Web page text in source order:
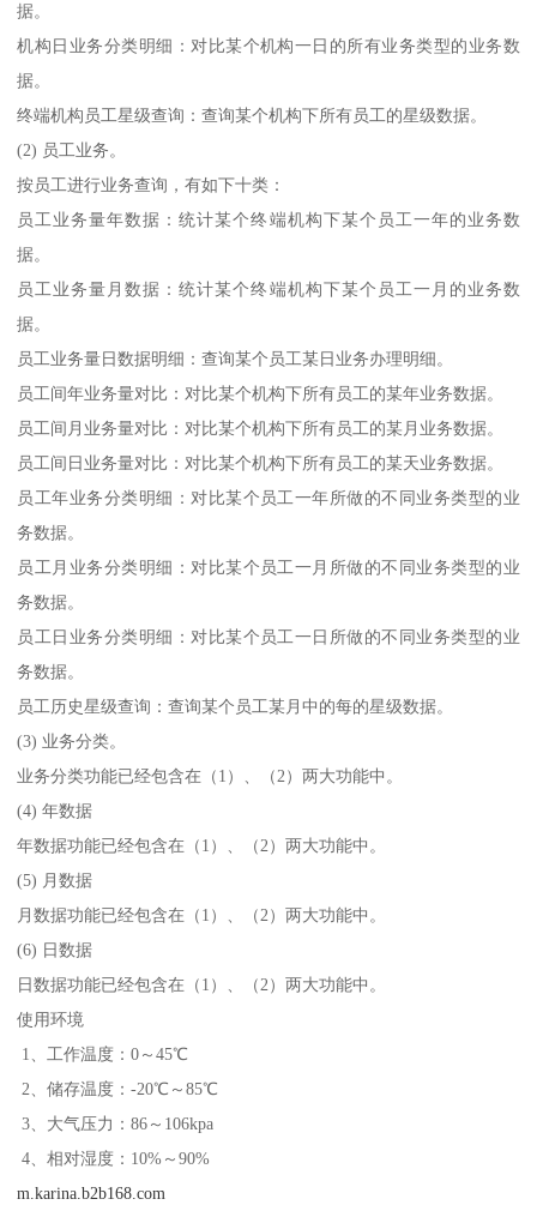
据。
机构日业务分类明细：对比某个机构一日的所有业务类型的业务数
据。
终端机构员工星级查询：查询某个机构下所有员工的星级数据。
(2) 员工业务。
按员工进行业务查询，有如下十类：
员工业务量年数据：统计某个终端机构下某个员工一年的业务数
据。
员工业务量月数据：统计某个终端机构下某个员工一月的业务数
据。
员工业务量日数据明细：查询某个员工某日业务办理明细。
员工间年业务量对比：对比某个机构下所有员工的某年业务数据。
员工间月业务量对比：对比某个机构下所有员工的某月业务数据。
员工间日业务量对比：对比某个机构下所有员工的某天业务数据。
员工年业务分类明细：对比某个员工一年所做的不同业务类型的业
务数据。
员工月业务分类明细：对比某个员工一月所做的不同业务类型的业
务数据。
员工日业务分类明细：对比某个员工一日所做的不同业务类型的业
务数据。
员工历史星级查询：查询某个员工某月中的每的星级数据。
(3) 业务分类。
业务分类功能已经包含在（1）、（2）两大功能中。
(4) 年数据
年数据功能已经包含在（1）、（2）两大功能中。
(5) 月数据
月数据功能已经包含在（1）、（2）两大功能中。
(6) 日数据
日数据功能已经包含在（1）、（2）两大功能中。
使用环境
1、工作温度：0～45℃
2、储存温度：-20℃～85℃
3、大气压力：86～106kpa
4、相对湿度：10%～90%
m.karina.b2b168.com